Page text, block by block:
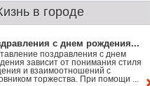
в городе
с днем рождения...
поздравления с днем
зависит от понимания стиля
и взаимоотношений с
торжества. При помощи ...